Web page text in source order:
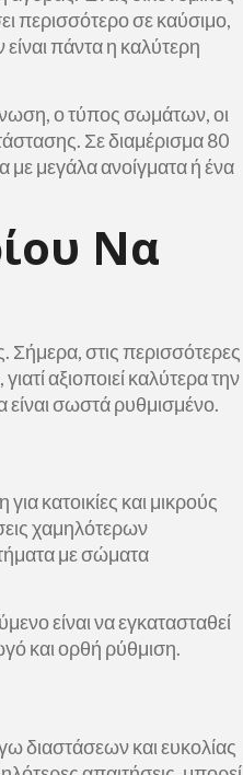
περισσότερο σε καύσιμο,
πάντα η καλύτερη
ο τύπος σωμάτων, οι
Σε διαμέρισμα 80
με μεγάλα ανοίγματα ή ένα
Να
Σήμερα, στις περισσότερες
αξιοποιεί καλύτερα την
σωστά ρυθμισμένο.
κατοικίες και μικρούς
χαμηλότερων
με σώματα
είναι να εγκατασταθεί
και ορθή ρύθμιση.
διαστάσεων και ευκολίας